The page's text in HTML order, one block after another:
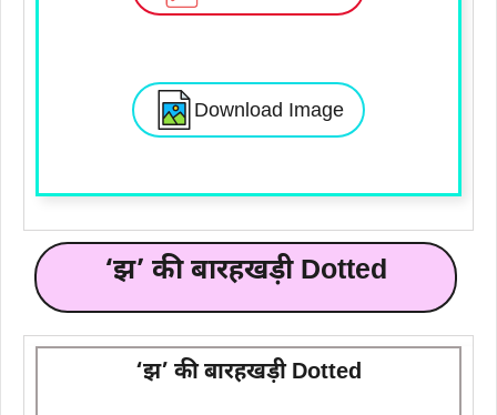
Download Image
‘झ’ की बारहखड़ी Dotted
‘झ’ की बारहखड़ी Dotted